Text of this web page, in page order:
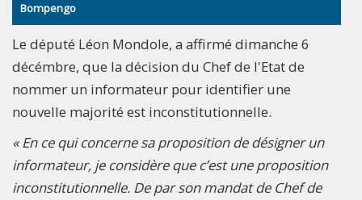
Bompengo
Le député Léon Mondole, a affirmé dimanche 6
décémbre, que la décision du Chef de l'Etat de
nommer un informateur pour identifier une
nouvelle majorité est inconstitutionnelle.
« En ce qui concerne sa proposition de désigner un
informateur, je considère que c’est une proposition
inconstitutionnelle. De par son mandat de Chef de